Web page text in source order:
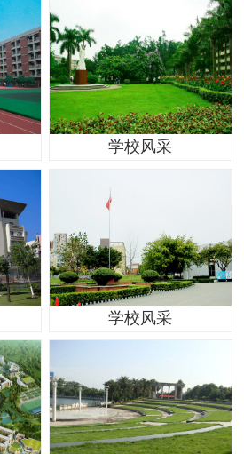
学校风采
学校风采